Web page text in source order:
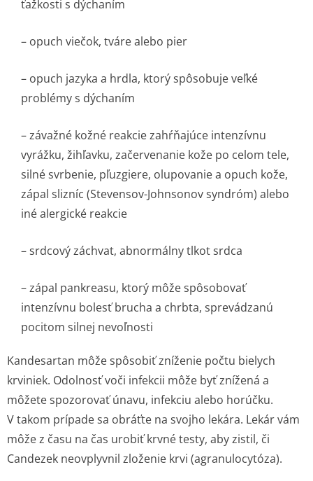
ťažkosti s dýchaním
– opuch viečok, tváre alebo pier
– opuch jazyka a hrdla, ktorý spôsobuje veľké
problémy s dýchaním
– závažné kožné reakcie zahŕňajúce intenzívnu
vyrážku, žihľavku, začervenanie kože po celom tele,
silné svrbenie, pľuzgiere, olupovanie a opuch kože,
zápal slizníc (Stevensov-Johnsonov syndróm) alebo
iné alergické reakcie
– srdcový záchvat, abnormálny tlkot srdca
– zápal pankreasu, ktorý môže spôsobovať
intenzívnu bolesť brucha a chrbta, sprevádzanú
pocitom silnej nevoľnosti
Kandesartan môže spôsobiť zníženie počtu bielych
krviniek. Odolnosť voči infekcii môže byť znížená a
môžete spozorovať únavu, infekciu alebo horúčku.
V takom prípade sa obráťte na svojho lekára. Lekár vám
môže z času na čas urobiť krvné testy, aby zistil, či
Candezek neovplyvnil zloženie krvi (agranulocytóza).